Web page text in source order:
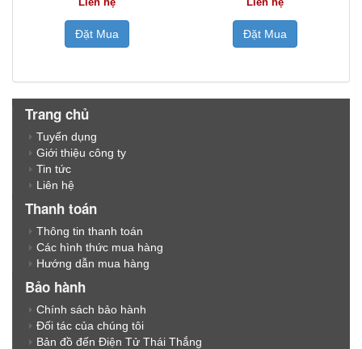
Đặt Mua Đặt Mua
Trang chủ
Tuyển dụng
Giới thiệu công ty
Tin tức
Liên hệ
Thanh toán
Thông tin thanh toán
Các hình thức mua hàng
Hướng dẫn mua hàng
Bảo hành
Chính sách bảo hành
Đối tác của chúng tôi
Bản đồ đến Điện Tử Thái Thắng